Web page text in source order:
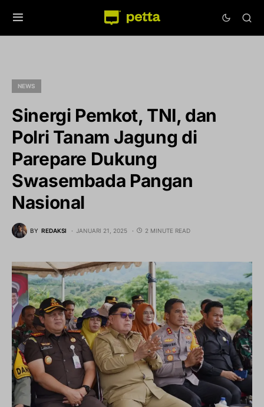
NEWS
Sinergi Pemkot, TNI, dan
Polri Tanam Jagung di
Parepare Dukung
Swasembada Pangan
Nasional
BY REDAKSI JANUARI 21, 2025 2 MINUTE READ